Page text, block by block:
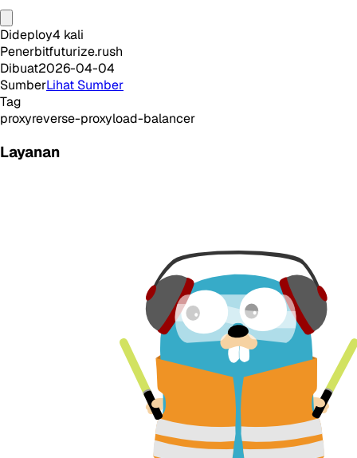
Dideploy4 kali
Penerbitfuturize.rush
Dibuat2026-04-04
SumberLihat Sumber
Tag
proxyreverse-proxyload-balancer
Layanan